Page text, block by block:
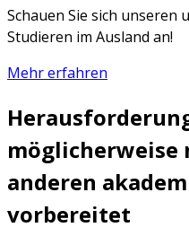
Schauen Sie sich unseren
Studieren im Ausland an!
Mehr erfahren
möglicherweise
anderen
vorbereitet